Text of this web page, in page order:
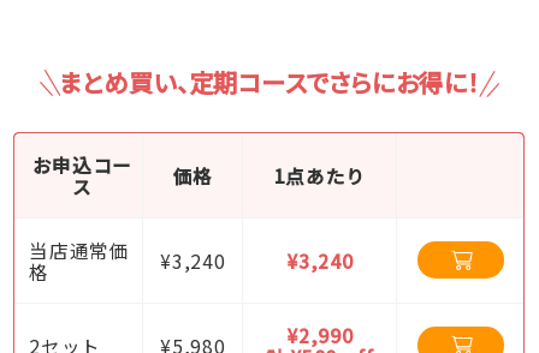
まとめ買い、定期コースでさらにお得に！
お申込コー
ス
価格 1点あたり
当店通常価
格
¥3,240 ¥3,240
2セット ¥5,980
¥2,990